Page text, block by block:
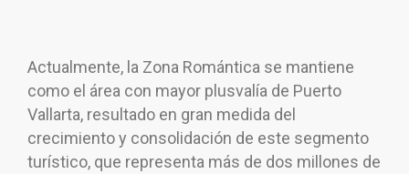
Actualmente, la Zona Romántica se mantiene
como el área con mayor plusvalía de Puerto
Vallarta, resultado en gran medida del
crecimiento y consolidación de este segmento
turístico, que representa más de dos millones de